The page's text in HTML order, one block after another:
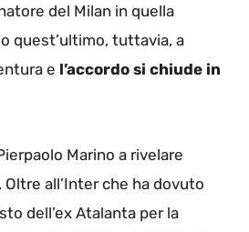
del Milan in quella
quest’ultimo, tuttavia, a
e l’accordo si chiude in
Marino a rivelare
all’Inter che ha dovuto
dell’ex Atalanta per la